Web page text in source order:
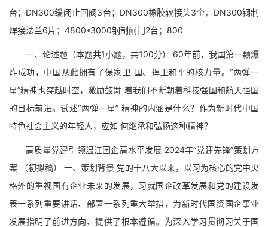
台；DN300缓闭止回阀3台；DN300橡胶软接头3个，DN300钢制
焊接法兰6片；4800*3000钢制闸门2台；800
一、论述题（本题共1小题，共100分） 60年前，我国第一颗爆
炸成功，中国从此拥有了保家卫 国、捍卫和平的核力量。“两弹一
星”精神也穿越时空，激励鼓舞 着我们不断朝着科技强国和航天强国
的目标前进。试述“两弹一星” 精神的内涵是什么？作为新时代中国
特色社会主义的年轻人，应如 何继承和弘扬这种精神？
高质量党建引领温江国企高水平发展 2024年“党建先锋”策划方
案 （初拟稿） 一、策划背景 党的十八大以来，以习为核心的党中央
格外的重视国有企业未来的发展，习就国企改革发展和党的建设发
表一系列重要讲话、部署一系列重大举措，为新时代国资国企事业
发展指明了前进方向、提供了根本遵循。为深入学习贯彻习关于国